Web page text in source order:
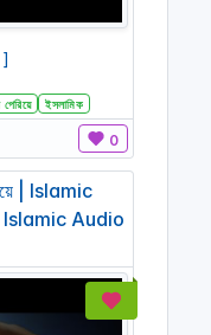
]
ইসলামিক
0
| Islamic
Audio